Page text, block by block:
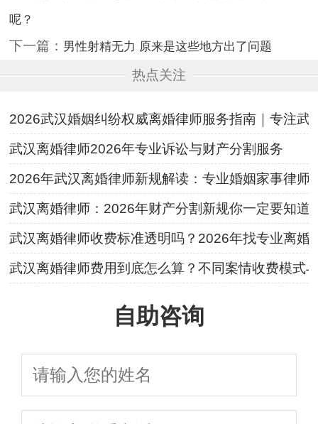
呢？
下一篇： 男性射精无力 原来是这些地方出了问题
热点关注
2026武汉婚姻纠纷权威离婚律师服务指南｜专注
武汉离婚律师2026年专业诉讼与财产分割服务
2026年武汉离婚律师新规解读：专业婚姻家事律
武汉离婚律师：2026年财产分割新规你一定要知道
武汉离婚律师收费标准透明吗？2026年找专业离
武汉离婚律师费用到底怎么算？不同案情收费模式
自助咨询